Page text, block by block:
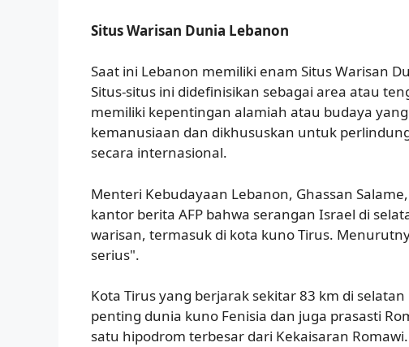
Situs Warisan Dunia Lebanon
Saat ini Lebanon memiliki enam Situs Warisan
Situs-situs ini didefinisikan sebagai area atau
memiliki kepentingan alamiah atau budaya
kemanusiaan dan dikhususkan untuk
secara internasional.
Menteri Kebudayaan Lebanon, Ghassan
kantor berita AFP bahwa serangan Israel di
warisan, termasuk di kota kuno Tirus.
serius".
Kota Tirus yang berjarak sekitar 83 km di
penting dunia kuno Fenisia dan juga prasasti
satu hipodrom terbesar dari Kekaisaran Romawi.